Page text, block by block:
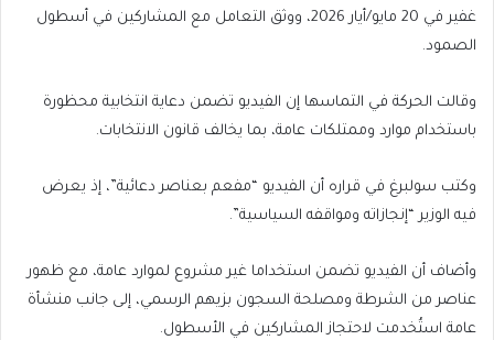
غفير في 20 مايو/أيار 2026، ووثق التعامل مع المشاركين في أسطول
الصمود.
وقالت الحركة في التماسها إن الفيديو تضمن دعاية انتخابية محظورة
باستخدام موارد وممتلكات عامة، بما يخالف قانون الانتخابات.
وكتب سولبرغ في قراره أن الفيديو “مفعم بعناصر دعائية”، إذ يعرض
فيه الوزير “إنجازاته ومواقفه السياسية”.
وأضاف أن الفيديو تضمن استخداما غير مشروع لموارد عامة، مع ظهور
عناصر من الشرطة ومصلحة السجون بزيهم الرسمي، إلى جانب منشأة
عامة استُخدمت لاحتجاز المشاركين في الأسطول.